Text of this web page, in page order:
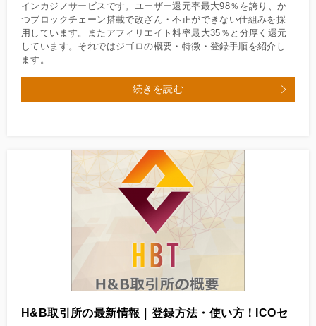
インカジノサービスです。ユーザー還元率最大98％を誇り、か
つブロックチェーン搭載で改ざん・不正ができない仕組みを採
用しています。またアフィリエイト料率最大35％と分厚く還元
しています。それではジゴロの概要・特徴・登録手順を紹介し
ます。
続きを読む
H&B取引所の最新情報｜登録方法・使い方！ICOセ